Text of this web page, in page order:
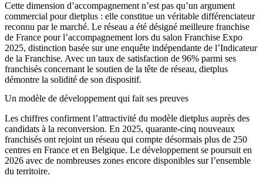
Cette dimension d’accompagnement n’est pas qu’un argument
commercial pour dietplus : elle constitue un véritable différenciateur
reconnu par le marché. Le réseau a été désigné meilleure franchise
de France pour l’accompagnement lors du salon Franchise Expo
2025, distinction basée sur une enquête indépendante de l’Indicateur
de la Franchise. Avec un taux de satisfaction de 96% parmi ses
franchisés concernant le soutien de la tête de réseau, dietplus
démontre la solidité de son dispositif.
Un modèle de développement qui fait ses preuves
Les chiffres confirment l’attractivité du modèle dietplus auprès des
candidats à la reconversion. En 2025, quarante-cinq nouveaux
franchisés ont rejoint un réseau qui compte désormais plus de 250
centres en France et en Belgique. Le développement se poursuit en
2026 avec de nombreuses zones encore disponibles sur l’ensemble
du territoire.